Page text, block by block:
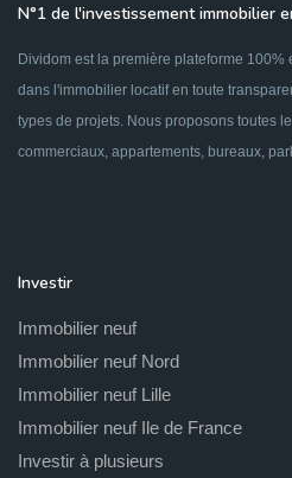
N°1 de l'investissement immobilier
Dividom est la première plateforme
dans l'immobilier locatif en toute
types de projets. Nous proposons toutes
commerciaux, appartements, bureaux,
Investir
Immobilier neuf
Immobilier neuf Nord
Immobilier neuf Lille
Immobilier neuf Ile de France
Investir à plusieurs